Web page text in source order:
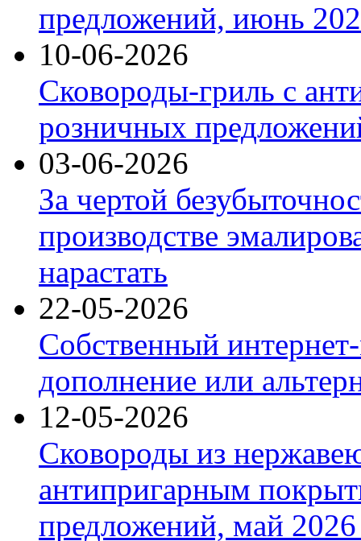
предложений, июнь
10-06-2026
Сковороды-гриль с
розничных
03-06-2026
За чертой
производстве
нарастать
22-05-2026
Собственный
дополнение или
12-05-2026
Сковороды из
антипригарным
предложений, май 2026